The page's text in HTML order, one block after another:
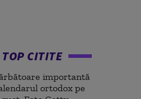
TOP CITITE